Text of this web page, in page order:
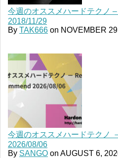
今週のオススメハードテクノ
2018/11/29
By TAK666 on NOVEMBER
今週のオススメハードテクノ
2026/08/06
By SANGO on AUGUST 6,